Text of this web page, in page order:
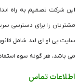
این شرکت تصمیم به راه
مشتریان را برای دسترسی
سایت پی او ای لند شامل
می باشد، هر گونه سوء
اطلاعات تماس